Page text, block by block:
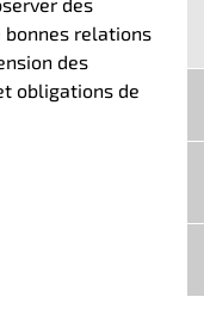
bonnes relations
des
obligations de